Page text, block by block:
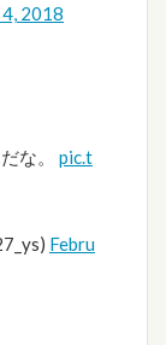
2018
な。 pic.t
Febru